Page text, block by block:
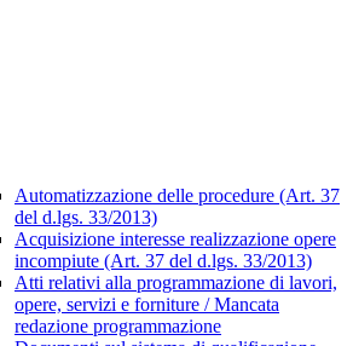
Automatizzazione delle procedure (Art. 37
del d.lgs. 33/2013)
Acquisizione interesse realizzazione opere
incompiute (Art. 37 del d.lgs. 33/2013)
Atti relativi alla programmazione di lavori,
opere, servizi e forniture / Mancata
redazione programmazione